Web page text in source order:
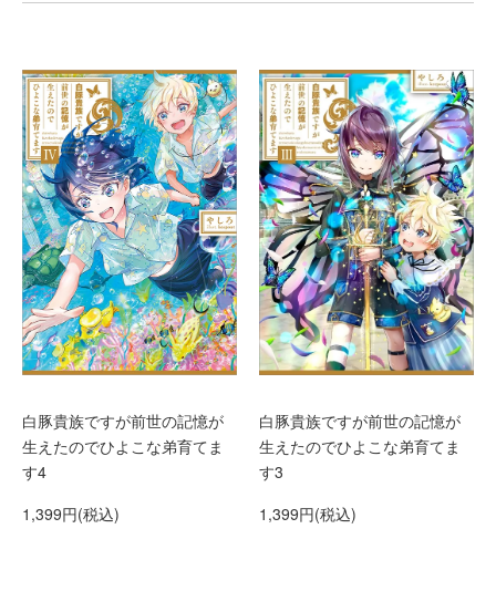
白豚貴族ですが前世の記憶が
生えたのでひよこな弟育てま
す4
1,399円(税込)
白豚貴族ですが前世の記憶が
生えたのでひよこな弟育てま
す3
1,399円(税込)